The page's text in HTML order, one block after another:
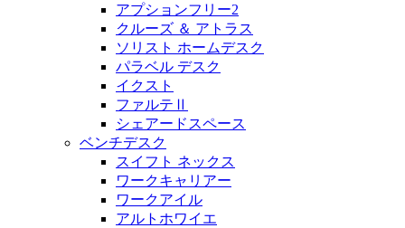
アプションフリー2
クルーズ ＆ アトラス
ソリスト ホームデスク
パラベル デスク
イクスト
ファルテⅡ
シェアードスペース
ベンチデスク
スイフト ネックス
ワークキャリアー
ワークアイル
アルトホワイエ